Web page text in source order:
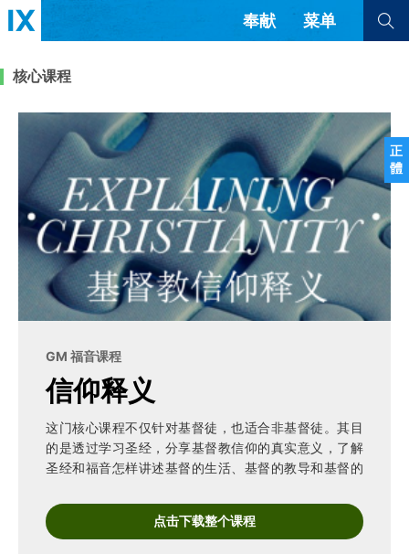
正
體
奉献 菜单
文章 书评 访谈 问答
来信
教会带领 解经式讲道与神学
福音传讲与宣教 成员制与教会纪律
查看全部
查看全部
隐私条款 其他的模式
简体中文 正體中文
英语
西班牙语
葡萄牙语
俄语
乌兹别克语
达里语
波斯语
越南语
韩语
阿尔巴尼亚语
塞尔维亚语
核心课程
GM 福音课程
信仰释义
这门核心课程不仅针对基督徒，也适合非基督徒。其目
的是透过学习圣经，分享基督教信仰的真实意义，了解
圣经和福音怎样讲述基督的生活、基督的教导和基督的
点击下载整个课程